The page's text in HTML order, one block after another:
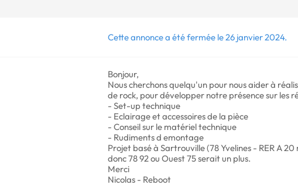
Cette annonce a été fermée le 26 janvier 2024.
Bonjour,
Nous cherchons quelqu'un pour nous aider à
de rock, pour développer notre présence sur les
- Set-up technique
- Eclairage et accessoires de la pièce
- Conseil sur le matériel technique
- Rudiments d emontage
Projet basé à Sartrouville (78 Yvelines - RER A
donc 78 92 ou Ouest 75 serait un plus.
Merci
Nicolas - Reboot